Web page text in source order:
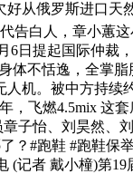
从俄罗斯进口天
告白人，章小蕙
6日提起国际仲裁
体不恬逸，全掌
机。被中方持续
，飞燃4.5mix 这
子怡、刘昊然、
？#跑鞋 #跑鞋保
(记者 戴小橦)第